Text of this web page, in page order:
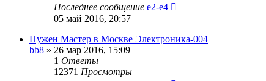
Последнее сообщение e2-e4
05 май 2016, 20:57
Нужен Мастер в Москве Электроника-004
bb8 » 26 мар 2016, 15:09
1 Ответы
12371 Просмотры